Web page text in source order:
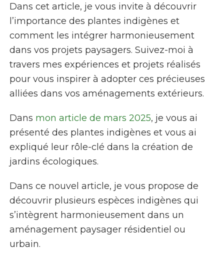
Dans cet article, je vous invite à découvrir
l’importance des plantes indigènes et
comment les intégrer harmonieusement
dans vos projets paysagers. Suivez-moi à
travers mes expériences et projets réalisés
pour vous inspirer à adopter ces précieuses
alliées dans vos aménagements extérieurs.
Dans mon article de mars 2025, je vous ai
présenté des plantes indigènes et vous ai
expliqué leur rôle-clé dans la création de
jardins écologiques.
Dans ce nouvel article, je vous propose de
découvrir plusieurs espèces indigènes qui
s’intègrent harmonieusement dans un
aménagement paysager résidentiel ou
urbain.